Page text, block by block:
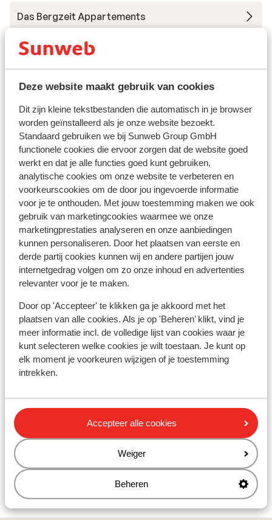
Deze website maakt gebruik van cookies
Dit zijn kleine tekstbestanden die automatisch in je browser
worden geïnstalleerd als je onze website bezoekt.
Standaard gebruiken we bij Sunweb Group GmbH
functionele cookies die ervoor zorgen dat de website goed
werkt en dat je alle functies goed kunt gebruiken,
analytische cookies om onze website te verbeteren en
voorkeurscookies om de door jou ingevoerde informatie
voor je te onthouden. Met jouw toestemming maken we ook
gebruik van marketingcookies waarmee we onze
marketingprestaties analyseren en onze aanbiedingen
kunnen personaliseren. Door het plaatsen van eerste en
derde partij cookies kunnen wij en andere partijen jouw
internetgedrag volgen om zo onze inhoud en advertenties
relevanter voor je te maken.
Door op 'Accepteer' te klikken ga je akkoord met het
plaatsen van alle cookies. Als je op 'Beheren’ klikt, vind je
meer informatie incl. de volledige lijst van cookies waar je
kunt selecteren welke cookies je wilt toestaan. Je kunt op
elk moment je voorkeuren wijzigen of je toestemming
intrekken.
Accepteer alle cookies
Weiger
Beheren
Das Bergzeit Appartements
Hotel Dachstein
Sporthotel Wagrain
Appartementen Pension Arlerschmied
Hofgut Wagrain Apartments & Lifestyle Resort
Hotel Hartl
Hotel Adapura
Dampfkessel Living
Landhotel Lerch Plankenau
Hotel Brückenwirt
Design-& Wellness Hotel Alpenhof
Appartementen Schönberger
Hotel Lerch
Alpenchalets Flachauer Gutshof